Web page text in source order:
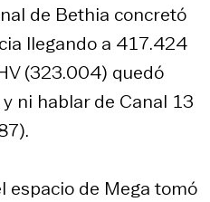
de Bethia concretó
llegando a 417.424
(323.004) quedó
ni hablar de Canal 13
espacio de Mega tomó